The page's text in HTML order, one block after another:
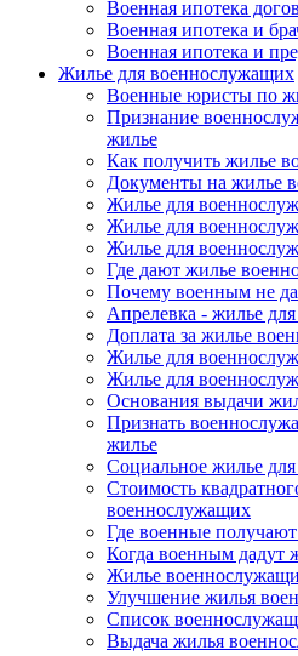
Военная ипотека
Военная ипотека и
Военная ипотека и
Жилье для военнослужащих
Военные юристы по
Признание
жилье
Как получить жилье
Документы на жилье
Жилье для
Жилье для
Жилье для
Где дают жилье
Почему военным не
Апрелевка - жилье
Доплата за жилье
Жилье для
Жилье для
Основания выдачи
Признать
жилье
Социальное жилье
Стоимость
военнослужащих
Где военные
Когда военным дадут
Жилье
Улучшение жилья
Список
Выдача жилья